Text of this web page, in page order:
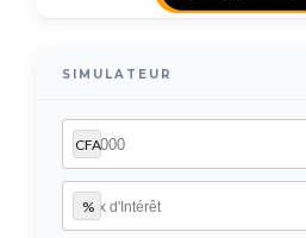
SIMULATEUR
CFA
%